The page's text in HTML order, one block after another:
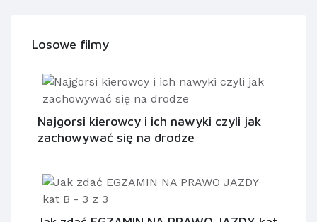
Losowe filmy
Najgorsi kierowcy i ich nawyki czyli jak
zachowywać się na drodze